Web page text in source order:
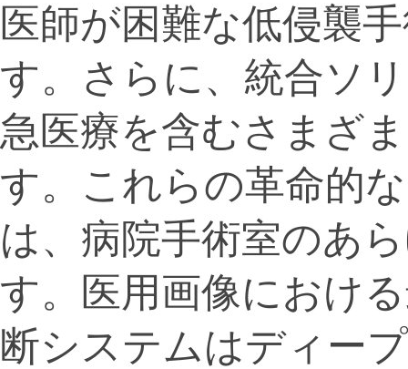
医師が困難な低侵襲
す。さらに、統合ソ
急医療を含むさまざ
す。これらの革命的
は、病院手術室のあ
す。医用画像におけ
断システムはディー